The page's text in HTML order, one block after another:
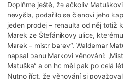
Doplňme ještě, že ačkoliv
nevyšla, podařilo se členovi jeho
jeden prodej – renaulta od něj totiž
Marek ze Štefánikovy ulice,
Marek – mistr barev“. Waldemar
napsal panu Markovi věnování:
Matuška“ a on ho měl pak po celá
Nutno říct, že věnování si